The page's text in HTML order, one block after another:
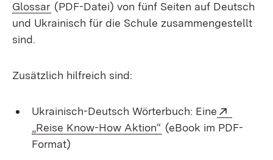
Glossar (Öffnet in neuem Fenster)
(PDF-Datei) von fünf Seiten auf Deutsch
und Ukrainisch für die Schule zusammengestellt
sind.
Zusätzlich hilfreich sind:
Ukrainisch-Deutsch Wörterbuch: Eine
„Reise Know-How Aktion“ (Öffnet in neuem
(eBook im PDF-
Format)